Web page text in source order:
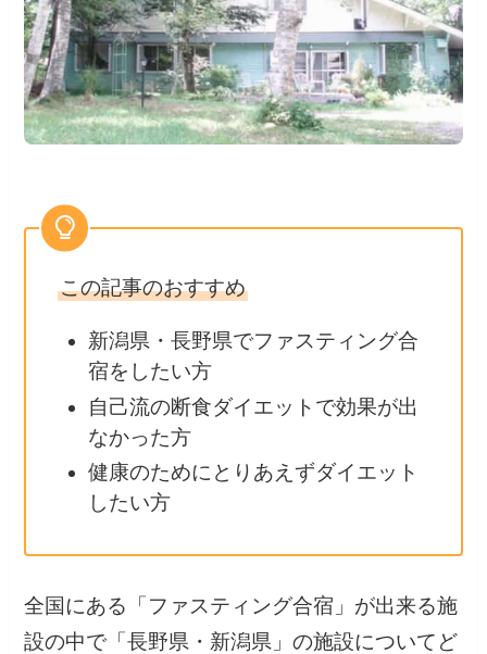
この記事のおすすめ
新潟県・長野県でファスティング合
宿をしたい方
自己流の断食ダイエットで効果が出
なかった方
健康のためにとりあえずダイエット
したい方
全国にある「ファスティング合宿」が出来る施
設の中で「長野県・新潟県」の施設についてど